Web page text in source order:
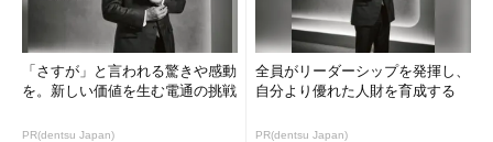
「さすが」と言われる驚きや感動
を。新しい価値を生む電通の挑戦
PR(dentsu Japan)
全員がリーダーシップを発揮し、
自分より優れた人財を育成する
PR(dentsu Japan)